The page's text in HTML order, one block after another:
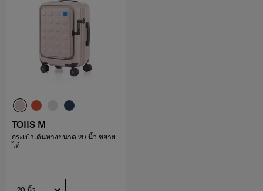
TOIIS M
กระเป๋าเดินทางขนาด 20 นิ้ว ขยาย
ได้